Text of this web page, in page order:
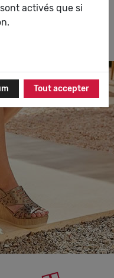
enfant : la marque
générations de filles
Dorking.
activés que si
Tout accepter